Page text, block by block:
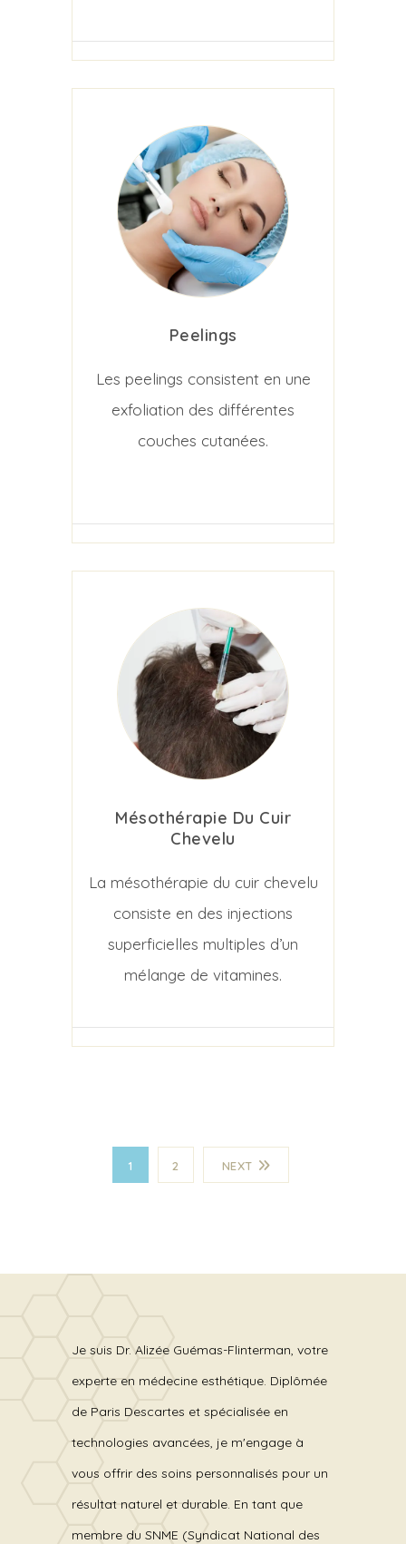
Peelings
Les peelings consistent en une
exfoliation des différentes
couches cutanées.
Mésothérapie Du Cuir
Chevelu
La mésothérapie du cuir chevelu
consiste en des injections
superficielles multiples d’un
mélange de vitamines.
1 2 NEXT
Je suis Dr. Alizée Guémas-Flinterman, votre
experte en médecine esthétique. Diplômée
de Paris Descartes et spécialisée en
technologies avancées, je m'engage à
vous offrir des soins personnalisés pour un
résultat naturel et durable. En tant que
membre du SNME (Syndicat National des